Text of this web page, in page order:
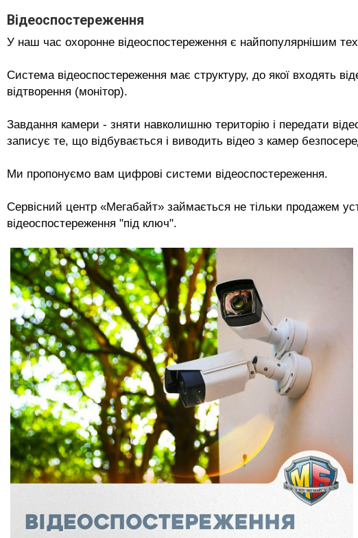
Відеоспостереження
У наш час охоронне відеоспостереження є найпопулярнішим
Система відеоспостереження має структуру, до якої входять
відтворення (монітор).
Завдання камери - зняти навколишню територію і передати
записує те, що відбувається і виводить відео з камер
Ми пропонуємо вам цифрові системи відеоспостереження.
Сервісний центр «Мегабайт» займається не тільки продажем
відеоспостереження "під ключ".